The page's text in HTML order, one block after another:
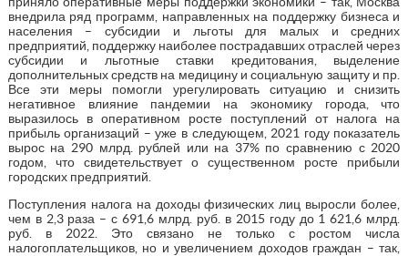
внедрила ряд программ, направленных на поддержку бизнеса и
населения – субсидии и льготы для малых и средних
предприятий, поддержку наиболее пострадавших отраслей через
субсидии и льготные ставки кредитования, выделение
дополнительных средств на медицину и социальную защиту и пр.
Все эти меры помогли урегулировать ситуацию и снизить
негативное влияние пандемии на экономику города, что
выразилось в оперативном росте поступлений от налога на
прибыль организаций – уже в следующем, 2021 году показатель
вырос на 290 млрд. рублей или на 37% по сравнению с 2020
годом, что свидетельствует о существенном росте прибыли
городских предприятий.
Поступления налога на доходы физических лиц выросли более,
чем в 2,3 раза – с 691,6 млрд. руб. в 2015 году до 1 621,6 млрд.
руб. в 2022. Это связано не только с ростом числа
налогоплательщиков, но и увеличением доходов граждан – так,